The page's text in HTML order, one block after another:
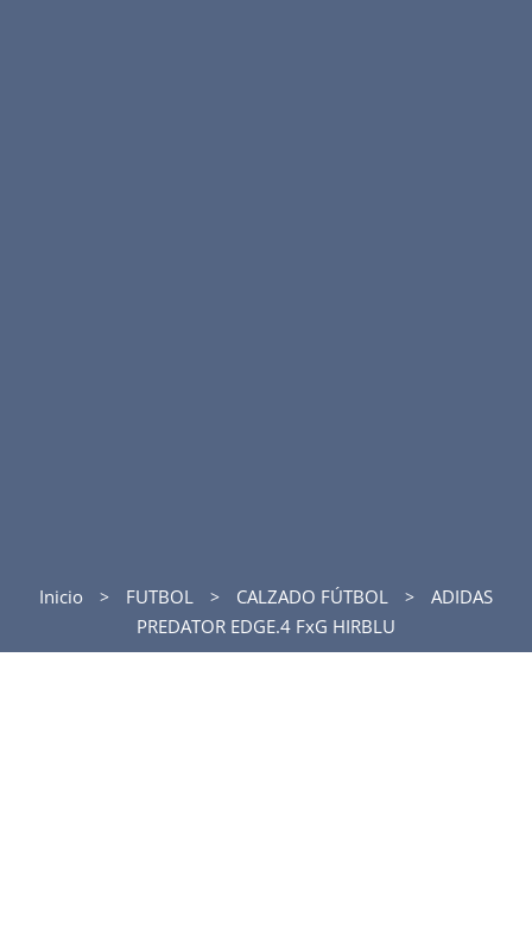
Inicio FUTBOL CALZADO FÚTBOL
ADIDAS
PREDATOR EDGE.4 FxG HIRBLU